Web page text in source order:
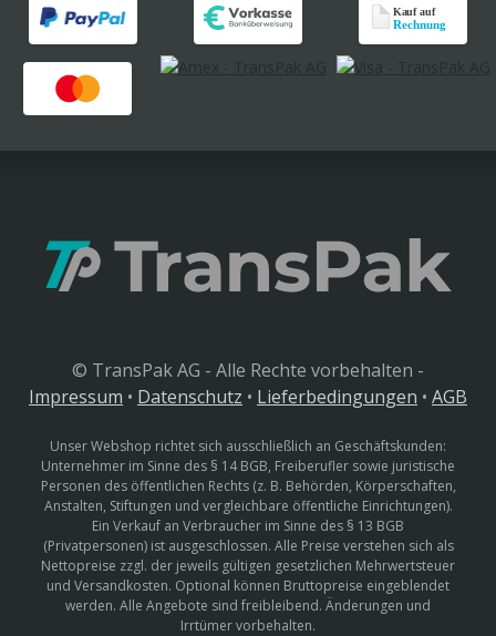
© TransPak AG - Alle Rechte vorbehalten -
Impressum • Datenschutz • Lieferbedingungen • AGB
Unser Webshop richtet sich ausschließlich an Geschäftskunden:
Unternehmer im Sinne des § 14 BGB, Freiberufler sowie juristische
Personen des öffentlichen Rechts (z. B. Behörden, Körperschaften,
Anstalten, Stiftungen und vergleichbare öffentliche Einrichtungen).
Ein Verkauf an Verbraucher im Sinne des § 13 BGB
(Privatpersonen) ist ausgeschlossen. Alle Preise verstehen sich als
Nettopreise zzgl. der jeweils gültigen gesetzlichen Mehrwertsteuer
und Versandkosten. Optional können Bruttopreise eingeblendet
werden. Alle Angebote sind freibleibend. Änderungen und
Irrtümer vorbehalten.